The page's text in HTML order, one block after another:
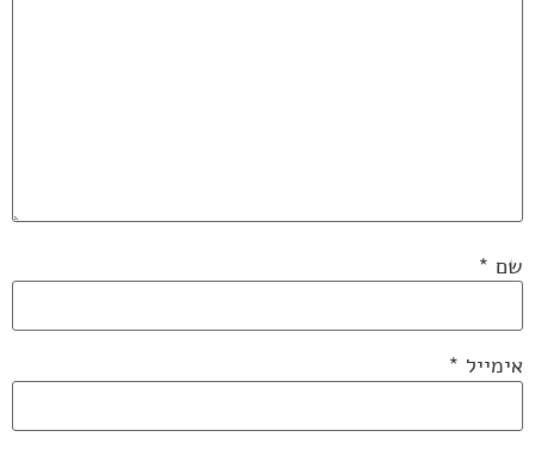
שם *
אימייל *